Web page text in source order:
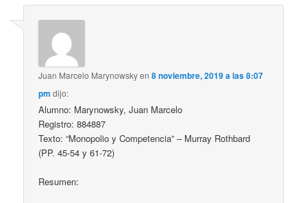
Juan Marcelo Marynowskyen8 noviembre, 2019 a las 8:07
pm dijo:
Alumno: Marynowsky, Juan Marcelo
Registro: 884887
Texto: “Monopolio y Competencia” – Murray Rothbard
(PP. 45-54 y 61-72)
Resumen: